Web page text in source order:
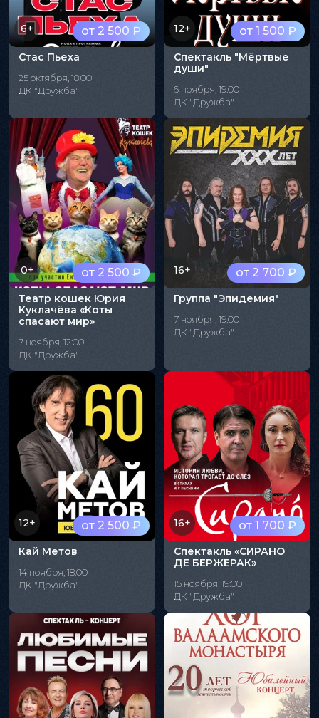
от 2 500 ₽
6+
Стас Пьеха
25 октября, 18:00
ДК "Дружба"
от 1 500 ₽
12+
Спектакль "Мёртвые
души"
6 ноября, 19:00
ДК "Дружба"
от 2 500 ₽
0+
Театр кошек Юрия
Куклачёва «Коты
спасают мир»
7 ноября, 12:00
ДК "Дружба"
от 2 700 ₽
16+
Группа "Эпидемия"
7 ноября, 19:00
ДК "Дружба"
от 2 500 ₽
12+
Кай Метов
14 ноября, 18:00
ДК "Дружба"
от 1 700 ₽
16+
Спектакль «СИРАНО
ДЕ БЕРЖЕРАК»
15 ноября, 19:00
ДК "Дружба"